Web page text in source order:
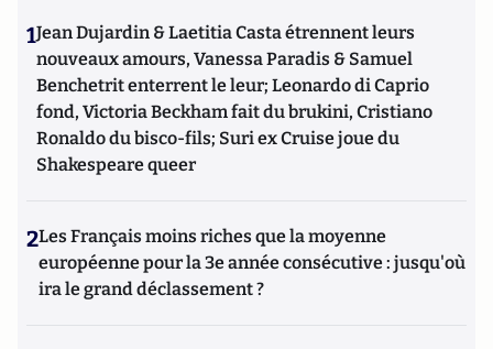
1Jean Dujardin & Laetitia Casta étrennent leurs
nouveaux amours, Vanessa Paradis & Samuel
Benchetrit enterrent le leur; Leonardo di Caprio
fond, Victoria Beckham fait du brukini, Cristiano
Ronaldo du bisco-fils; Suri ex Cruise joue du
Shakespeare queer
2Les Français moins riches que la moyenne
européenne pour la 3e année consécutive : jusqu'où
ira le grand déclassement ?